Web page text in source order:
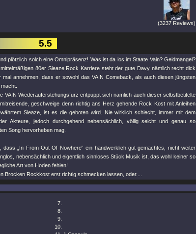
(3237 Reviews)
5.5
plötzlich solch eine Omnipräsenz! Was ist da los im Staate Vain? Geldmangel?
80er Sleaze Rock Karriere steht der gute Davy nämlich recht dick
annehmen, dass er sowohl das VAIN Comeback, als auch diesen jüngsten
VAIN Wiederauferstehungsfurz entpuppt sich nämlich auch dieser selbstbetitelte
geschweige denn richtig ans Herz gehende Rock Kost mit Anleihen
Sleaze, ist es die geboten wird. Nie wirklich schlecht, immer mit dem
Akteure, jedoch durchgehend nebensächlich, völlig seicht und genau so
Song hervorheben mag.
„In From Out Of Nowhere“ ein handwerklich gut gemachtes, nicht weiter
nebensächlich und eigentlich sinnloses Stück Musik ist, das wohl keiner so
Art von Hoden fehlen!
Brocken Rockkost erst richtig schmecken lassen, oder....